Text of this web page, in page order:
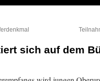
sich auf dem